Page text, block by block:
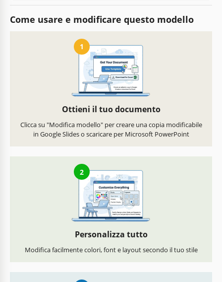
Come usare e modificare questo modello
1
Ottieni il tuo documento
Clicca su "Modifica modello" per creare una copia modificabile
in Google Slides o scaricare per Microsoft PowerPoint
2
Personalizza tutto
Modifica facilmente colori, font e layout secondo il tuo stile